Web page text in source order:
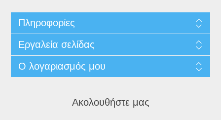
Πληροφορίες
Εργαλεία σελίδας
Ο λογαριασμός μου
Ακολουθήστε μας